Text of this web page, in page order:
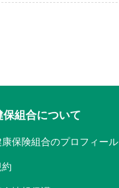
保組合について
保険組合のプロフィール